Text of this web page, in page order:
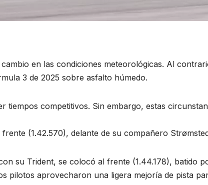
en las condiciones meteorológicas. Al
3 de 2025 sobre asfalto húmedo.
tiempos competitivos. Sin embargo, estas
(1.42.570), delante de su compañero
su Trident, se colocó al frente (1.44.178), batido
pilotos aprovecharon una ligera mejoría de pista